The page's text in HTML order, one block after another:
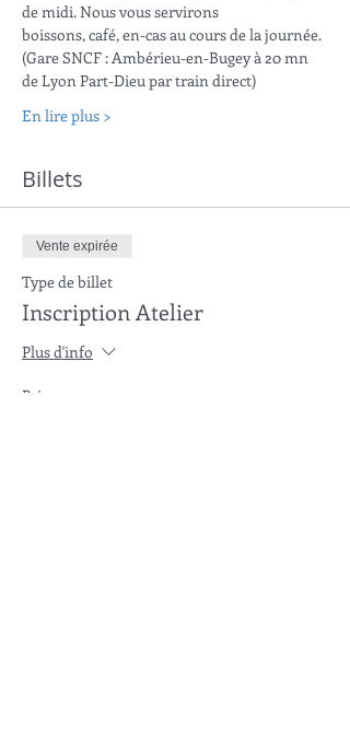
de midi. Nous vous servirons
boissons, café, en-cas au cours de la journée.
(Gare SNCF : Ambérieu-en-Bugey à 20 mn
de Lyon Part-Dieu par train direct)
En lire plus >
Billets
Vente expirée
Type de billet
Inscription Atelier
Plus d'info
Prix